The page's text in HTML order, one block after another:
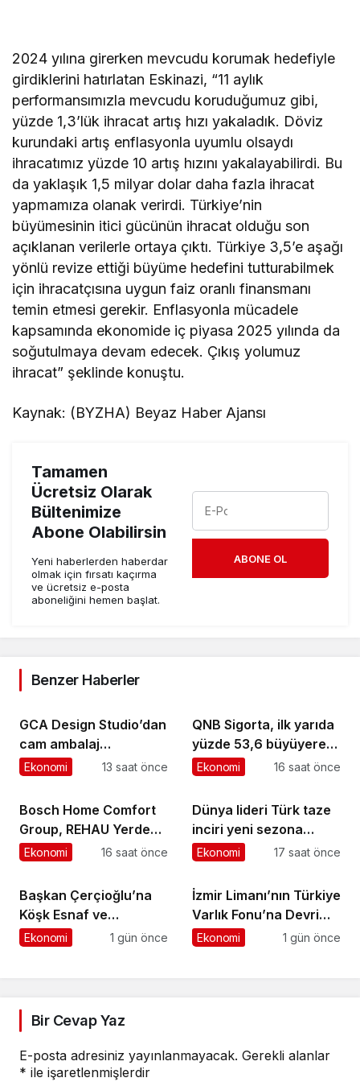
2024 yılına girerken mevcudu korumak hedefiyle
girdiklerini hatırlatan Eskinazi, “11 aylık
performansımızla mevcudu koruduğumuz gibi,
yüzde 1,3’lük ihracat artış hızı yakaladık. Döviz
kurundaki artış enflasyonla uyumlu olsaydı
ihracatımız yüzde 10 artış hızını yakalayabilirdi. Bu
da yaklaşık 1,5 milyar dolar daha fazla ihracat
yapmamıza olanak verirdi. Türkiye’nin
büyümesinin itici gücünün ihracat olduğu son
açıklanan verilerle ortaya çıktı. Türkiye 3,5’e aşağı
yönlü revize ettiği büyüme hedefini tutturabilmek
için ihracatçısına uygun faiz oranlı finansmanı
temin etmesi gerekir. Enflasyonla mücadele
kapsamında ekonomide iç piyasa 2025 yılında da
soğutulmaya devam edecek. Çıkış yolumuz
ihracat” şeklinde konuştu.
Kaynak: (BYZHA) Beyaz Haber Ajansı
Tamamen
Ücretsiz Olarak
Bültenimize
Abone Olabilirsin
Yeni haberlerden haberdar
olmak için fırsatı kaçırma
ve ücretsiz e-posta
aboneliğini hemen başlat.
ABONE OL
Benzer Haberler
GCA Design Studio’dan
cam ambalaj
tasarımında bütüncül
Ekonomi 13 saat önce
QNB Sigorta, ilk yarıda
yüzde 53,6 büyüyerek
10,66 milyar TL prim
Ekonomi 16 saat önce
Bosch Home Comfort
Group, REHAU Yerden
Isıtma Sistemleri’nin
distribütörü oldu
Ekonomi 16 saat önce
Dünya lideri Türk taze
inciri yeni sezona
başladı
Ekonomi 17 saat önce
Başkan Çerçioğlu’na
Köşk Esnaf ve
Sanatkârlar
Ekonomi 1 gün önce
İzmir Limanı’nın Türkiye
Varlık Fonu’na Devri
Tamamlandı
Ekonomi 1 gün önce
Bir Cevap Yaz
E-posta adresiniz yayınlanmayacak. Gerekli alanlar
* ile işaretlenmişlerdir